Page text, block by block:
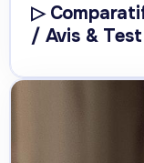
▷
/ Avis &